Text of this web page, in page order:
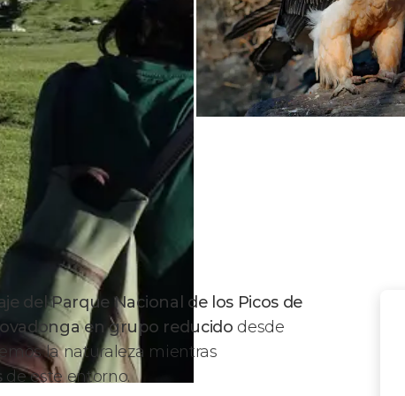
del Parque Nacional de los Picos de
en grupo reducido desde
la naturaleza mientras
de este entorno.